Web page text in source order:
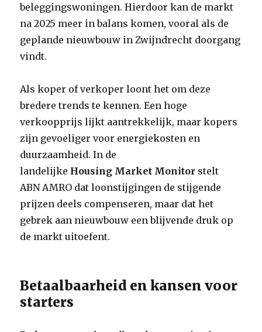
beleggingswoningen. Hierdoor kan de markt
na 2025 meer in balans komen, vooral als de
geplande nieuwbouw in Zwijndrecht doorgang
vindt.
Als koper of verkoper loont het om deze
bredere trends te kennen. Een hoge
verkoopprijs lijkt aantrekkelijk, maar kopers
zijn gevoeliger voor energiekosten en
duurzaamheid. In de
landelijke Housing Market Monitor stelt
ABN AMRO dat loonstijgingen de stijgende
prijzen deels compenseren, maar dat het
gebrek aan nieuwbouw een blijvende druk op
de markt uitoefent.
Betaalbaarheid en kansen voor
starters